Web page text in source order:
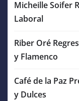
Micheille Soifer
Laboral
Riber Oré
y Flamenco
Café de la Paz
y Dulces